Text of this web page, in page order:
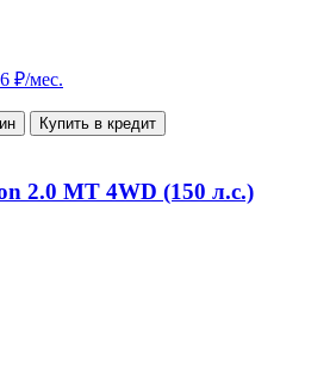
₽/мес.
Купить в кредит
2.0 MT 4WD (150 л.с.)